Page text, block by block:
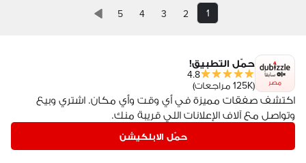
1
2
3
4
5
مصر
حمّل التطبيق!
4.8
(125K مراجعات)
اكتشف صفقات مميزة في أي وقت وأي مكان. اشتري وبيع
وتواصل مع آلاف الإعلانات اللي قريبة منك.
حمّل الابلكيشن